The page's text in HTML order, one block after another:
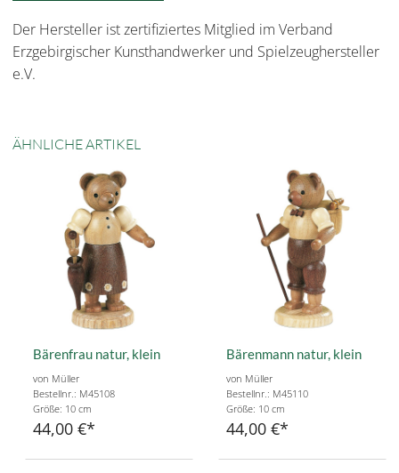
Der Hersteller ist zertifiziertes Mitglied im Verband
Erzgebirgischer Kunsthandwerker und Spielzeughersteller
e.V.
ÄHNLICHE ARTIKEL
Bärenfrau natur, klein
von Müller
Bestellnr.: M45108
Größe: 10 cm
44,00 €
Bärenmann natur, klein
von Müller
Bestellnr.: M45110
Größe: 10 cm
44,00 €